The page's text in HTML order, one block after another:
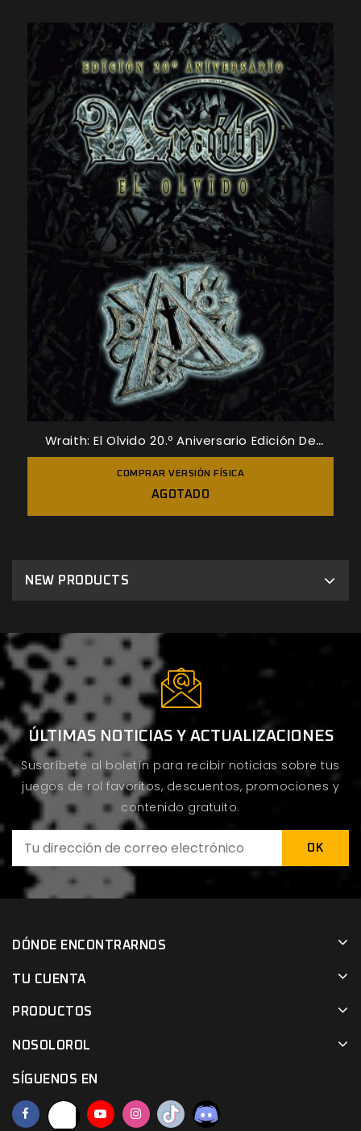
Wraith: El Olvido 20.º Aniversario Edición De
Bolsillo
COMPRAR VERSIÓN FÍSICA
AGOTADO
NEW PRODUCTS
ÚLTIMAS NOTICIAS Y ACTUALIZACIONES
Suscríbete al boletín para recibir noticias sobre tus
juegos de rol favoritos, descuentos, promociones y
contenido gratuito.
DÓNDE ENCONTRARNOS
TU CUENTA
PRODUCTOS
NOSOLOROL
SÍGUENOS EN